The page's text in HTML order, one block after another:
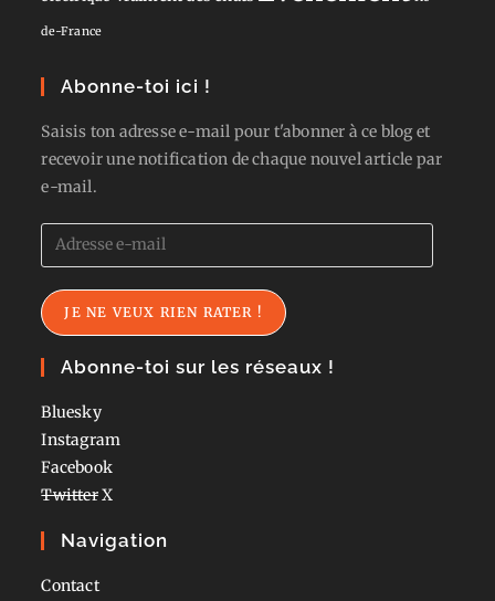
de-France
Abonne-toi ici !
Saisis ton adresse e-mail pour t'abonner à ce blog et
recevoir une notification de chaque nouvel article par
e-mail.
Adresse
e-
mail
JE NE VEUX RIEN RATER !
Abonne-toi sur les réseaux !
Bluesky
Instagram
Facebook
TwitterX
Navigation
Contact